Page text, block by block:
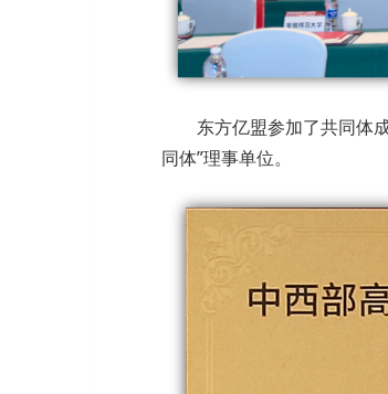
东方亿盟参加了共同体
同体”理事单位。